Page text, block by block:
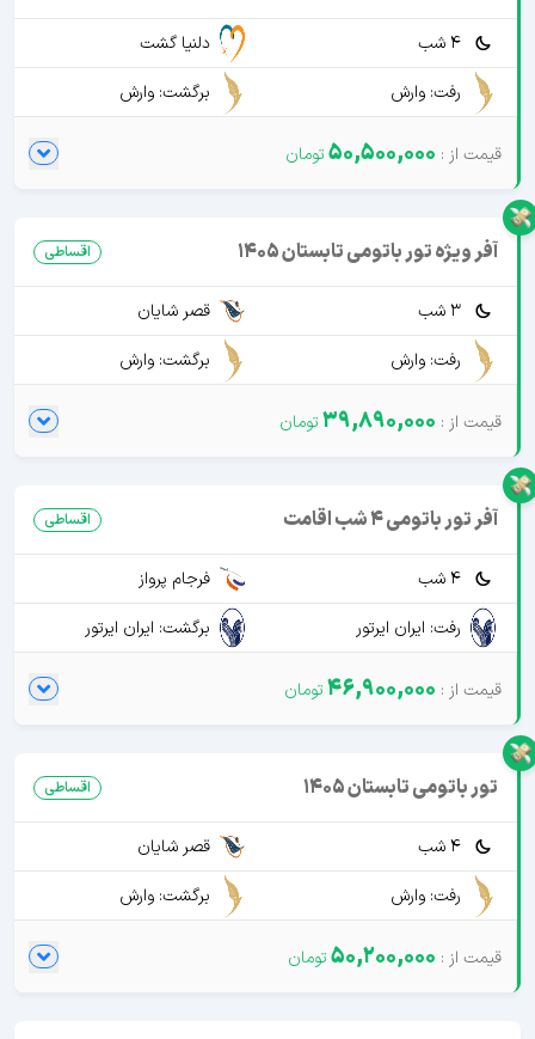
4 شب
دلنیا گشت
رفت: وارش
برگشت: وارش
50,500,000
آفر ویژه تور باتومی تابستان 1405 اقساطی
3 شب
قصر شایان
رفت: وارش
برگشت: وارش
39,890,000
آفر تور باتومی 4 شب اقامت اقساطی
4 شب
فرجام پرواز
رفت: ایران ایرتور
برگشت: ایران ایرتور
46,900,000
تور باتومی تابستان 1405 اقساطی
4 شب
قصر شایان
رفت: وارش
برگشت: وارش
50,200,000